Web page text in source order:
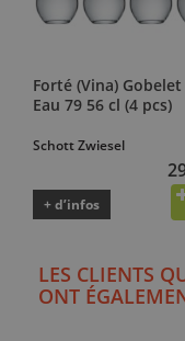
Forté (Vina) Gobelet
Eau 79 56 cl (4 pcs)
Schott Zwiesel
+ d’infos
LES CLIENTS
ONT